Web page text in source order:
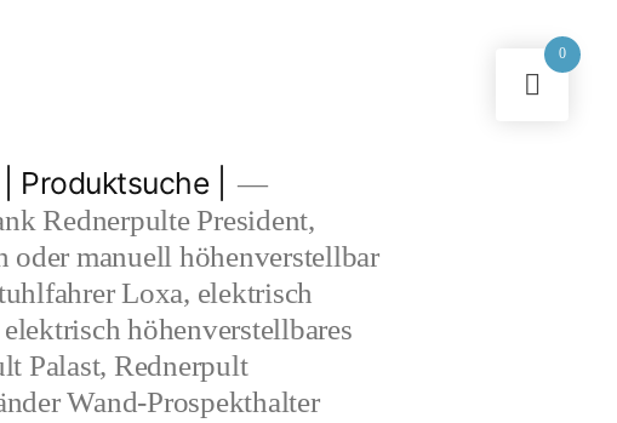
| Produktsuche |
Rednerpulte President,
manuell höhenverstellbar
Loxa, elektrisch
höhenverstellbares
Palast, Rednerpult
Wand-Prospekthalter
0